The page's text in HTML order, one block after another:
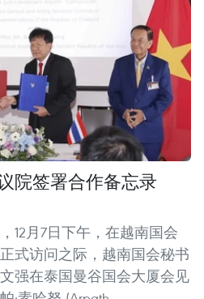
院签署合作备忘录
12月7日下午，在越南国会
式访问之际，越南国会秘书
强在泰国曼谷国会大厦会见